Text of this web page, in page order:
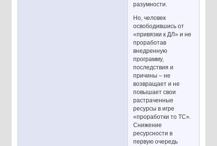
разумности.
Но, человек
освободившись от
«привязки к ДЛ» и не
проработав
внедренную
программу,
последствия и
причины – не
возвращает и не
повышает свои
растраченные
ресурсы в игре
«проработки то ТС».
Снижение
ресурсности в
первую очередь